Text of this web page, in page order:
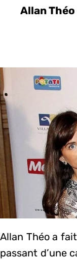
Allan
Allan Théo a
passant d’une